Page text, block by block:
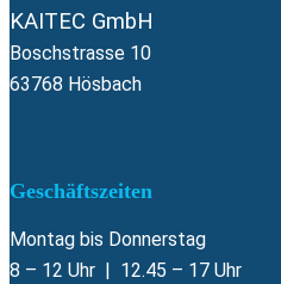
KAITEC GmbH
Boschstrasse 10
63768 Hösbach
Geschäftszeiten
Montag bis Donnerstag
8 – 12 Uhr | 12.45 – 17 Uhr